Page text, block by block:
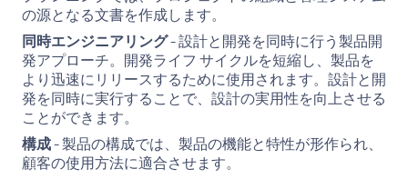
の源となる文書を作成します。
同時エンジニアリング- 設計と開発を同時に行う製品開
発アプローチ。開発ライフ サイクルを短縮し、製品を
より迅速にリリースするために使用されます。設計と開
発を同時に実行することで、設計の実用性を向上させる
ことができます。
構成- 製品の構成では、製品の機能と特性が形作られ、
顧客の使用方法に適合させます。